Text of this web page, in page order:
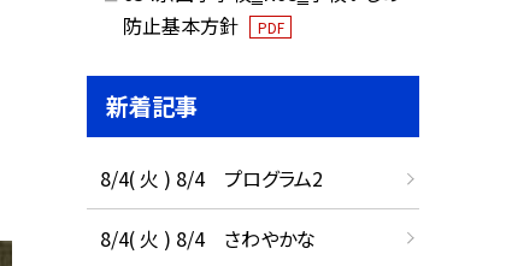
防止基本方針
PDF
新着記事
8/4( 火 ) 8/4 プログラム2
8/4( 火 ) 8/4 さわやかな